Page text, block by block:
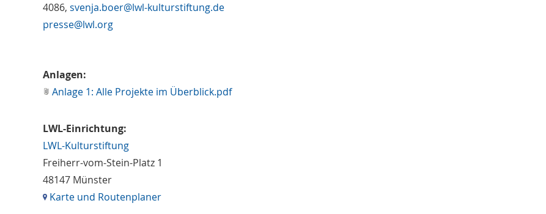
4086, svenja.boer@lwl-kulturstiftung.de
presse@lwl.org
Anlagen:
Anlage 1: Alle Projekte im Überblick.pdf
LWL-Einrichtung:
LWL-Kulturstiftung
Freiherr-vom-Stein-Platz 1
48147 Münster
Karte und Routenplaner